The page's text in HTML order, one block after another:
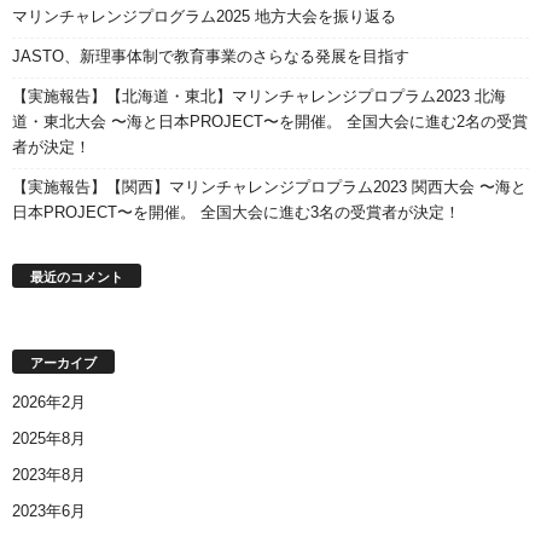
マリンチャレンジプログラム2025 地方大会を振り返る
JASTO、新理事体制で教育事業のさらなる発展を目指す
【実施報告】【北海道・東北】マリンチャレンジプロプラム2023 北海
道・東北大会 〜海と日本PROJECT〜を開催。 全国大会に進む2名の受賞
者が決定！
【実施報告】【関西】マリンチャレンジプロプラム2023 関西大会 〜海と
日本PROJECT〜を開催。 全国大会に進む3名の受賞者が決定！
最近のコメント
アーカイブ
2026年2月
2025年8月
2023年8月
2023年6月